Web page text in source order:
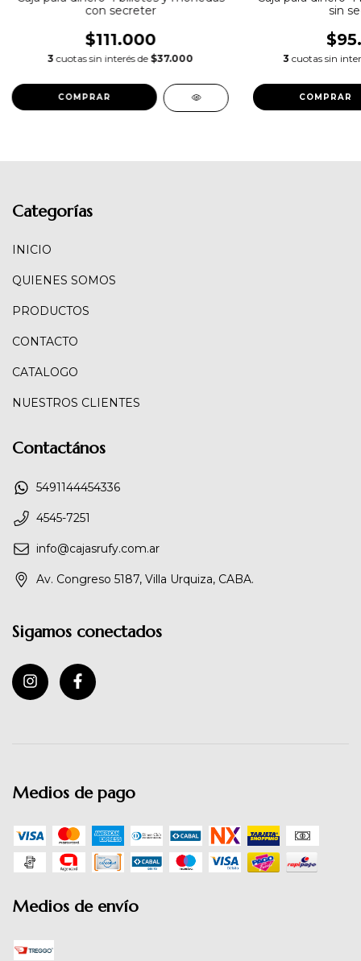
con secreter
$111.000
3 cuotas sin interés de $37.000
COMPRAR
sin
3 cuotas sin
COMPRAR
Categorías
INICIO
QUIENES SOMOS
PRODUCTOS
CONTACTO
CATALOGO
NUESTROS CLIENTES
Contactános
5491144454336
4545-7251
info@cajasrufy.com.ar
Av. Congreso 5187, Villa Urquiza, CABA.
Sigamos conectados
Medios de pago
Medios de envío